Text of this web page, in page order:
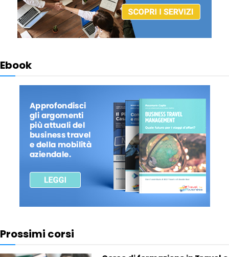
Ebook
Prossimi corsi